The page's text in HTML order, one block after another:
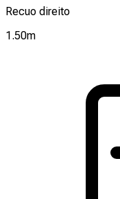
Recuo direito
1.50m